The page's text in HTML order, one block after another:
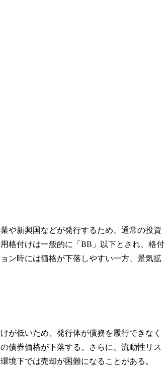
や新興国などが発行するため、通常の投資
格付けは一般的に「BB」以下とされ、格付
ン時には価格が下落しやすい一方、景気拡
が低いため、発行体が債務を履行できなく
債券価格が下落する。さらに、流動性リス
境下では売却が困難になることがある。